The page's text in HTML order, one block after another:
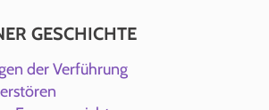
GESCHICHTE
der Verführung